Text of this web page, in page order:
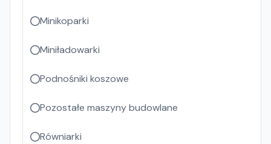
Minikoparki
Miniładowarki
Podnośniki koszowe
Pozostałe maszyny budowlane
Równiarki